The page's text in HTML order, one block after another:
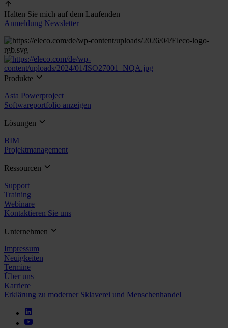
Halten Sie mich auf dem Laufenden
Anmeldung Newsletter
Produkte
Asta Powerproject
Softwareportfolio anzeigen
Lösungen
BIM
Projektmanagement
Ressourcen
Support
Training
Webinare
Kontaktieren Sie uns
Unternehmen
Impressum
Neuigkeiten
Termine
Über uns
Karriere
Erklärung zu moderner Sklaverei und Menschenhandel